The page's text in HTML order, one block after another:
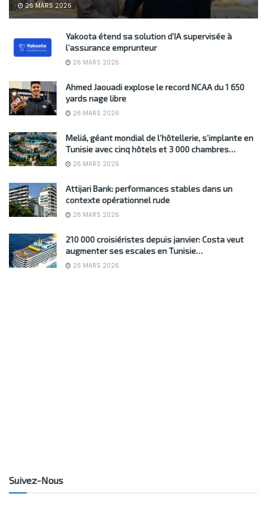
26 MARS 2026
Yakoota étend sa solution d’IA supervisée à
l’assurance emprunteur
26 MARS 2026
Ahmed Jaouadi explose le record NCAA du 1 650
yards nage libre
26 MARS 2026
Meliá, géant mondial de l’hôtellerie, s’implante en
Tunisie avec cinq hôtels et 3 000 chambres…
26 MARS 2026
Attijari Bank: performances stables dans un
contexte opérationnel rude
26 MARS 2026
210 000 croisiéristes depuis janvier: Costa veut
augmenter ses escales en Tunisie…
26 MARS 2026
Suivez-Nous